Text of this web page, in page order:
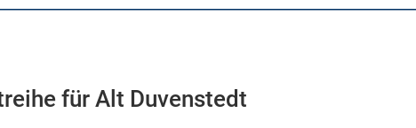
für Alt Duvenstedt